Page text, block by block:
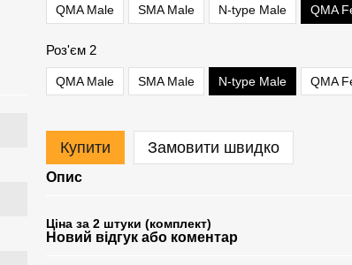
QMA Male SMA Male N-type Male QMA
Роз'єм 2
QMA Male SMA Male N-type Male QMA
Купити Замовити швидко
Опис
Ціна за 2 штуки (комплект)
Новий відгук або коментар